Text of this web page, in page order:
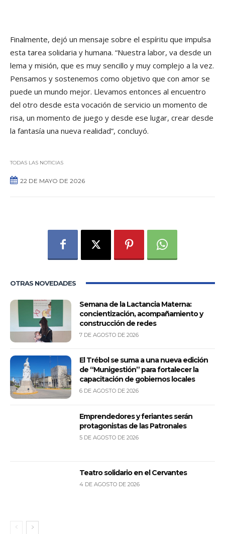
Finalmente, dejó un mensaje sobre el espíritu que impulsa
esta tarea solidaria y humana. “Nuestra labor, va desde un
lema y misión, que es muy sencillo y muy complejo a la vez.
Pensamos y sostenemos como objetivo que con amor se
puede un mundo mejor. Llevamos entonces al encuentro
del otro desde esta vocación de servicio un momento de
risa, un momento de juego y desde ese lugar, crear desde
la fantasía una nueva realidad”, concluyó.
TODAS LAS NOTICIAS
22 DE MAYO DE 2026
OTRAS NOVEDADES
Semana de la Lactancia Materna:
concientización, acompañamiento y
construcción de redes
7 DE AGOSTO DE 2026
El Trébol se suma a una nueva edición
de “Munigestión” para fortalecer la
capacitación de gobiernos locales
6 DE AGOSTO DE 2026
Emprendedores y feriantes serán
protagonistas de las Patronales
5 DE AGOSTO DE 2026
Teatro solidario en el Cervantes
4 DE AGOSTO DE 2026